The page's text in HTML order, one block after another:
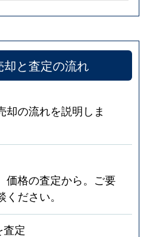
と査定の流れ
却の流れを説明しま
価格の査定から。ご要
ださい。
定